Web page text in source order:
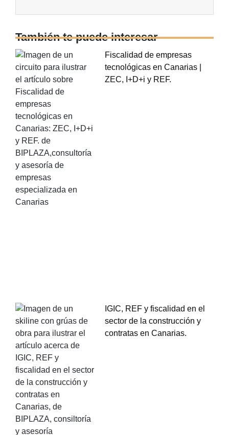
También te puede interesar
Fiscalidad de empresas
tecnológicas en Canarias |
ZEC, I+D+i y REF.
IGIC, REF y fiscalidad en el
sector de la construcción y
contratas en Canarias.